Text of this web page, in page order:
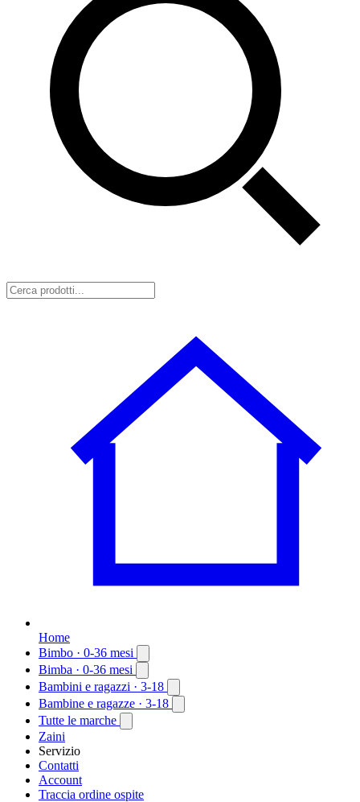
Home
Bimbo · 0-36 mesi
Bimba · 0-36 mesi
Bambini e ragazzi · 3-18
Bambine e ragazze · 3-18
Tutte le marche
Zaini
Servizio
Contatti
Account
Traccia ordine ospite